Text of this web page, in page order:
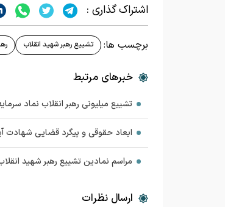
اشتراک گذاری :
برچسب ها: تشییع رهبر شهید انقلاب
خبرهای مرتبط
تشییع میلیونی رهبر انقلاب نماد
ابعاد حقوقی و پیگرد قضایی شهادت
مراسم نمادین تشییع رهبر شهید
ارسال نظرات